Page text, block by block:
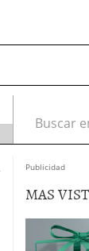
Buscar en:
Publicidad
MAS